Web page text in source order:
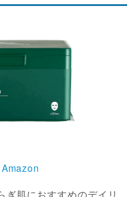
Amazon
ぎ肌におすすめのデイリ